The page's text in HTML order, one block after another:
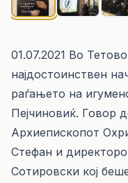
01.07.2021 Во
најдостоинствен
раѓањето на
Пејчиновиќ. Говор
Архиепископот
Стефан и
Сотировски кој